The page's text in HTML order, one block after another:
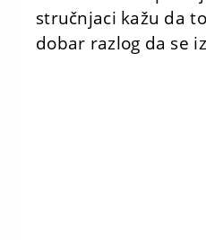
stručnjaci kažu da
dobar razlog da se